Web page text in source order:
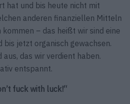
hat und bis heute nicht mit
anderen finanziellen Mitteln
– das heißt wir sind eine
bis jetzt organisch gewachsen.
aus, das wir verdient haben.
entspannt.
fuck with luck!“